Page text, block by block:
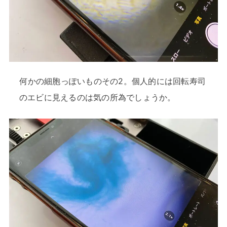
何かの細胞っぽいものその2。個人的には回転寿司
のエビに見えるのは気の所為でしょうか。